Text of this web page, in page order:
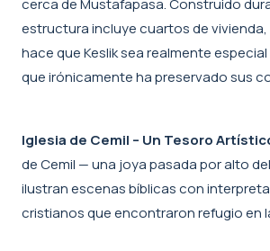
cerca de Mustafapasa. Construido
estructura incluye cuartos de vivienda,
hace que Keslik sea realmente
que irónicamente ha preservado sus
Iglesia de Cemil – Un Tesoro
de Cemil — una joya pasada por alto
ilustran escenas bíblicas con
cristianos que encontraron refugio en